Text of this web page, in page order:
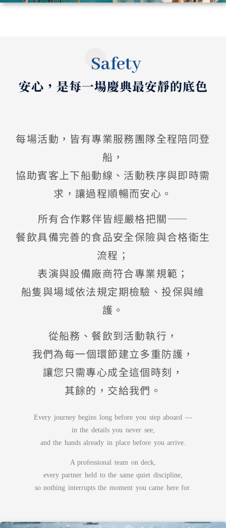
Safety
安心，是每一場慶典最安靜的底色
每場活動，皆有專業服務團隊全程陪同登
船，
協助賓客上下船動線、活動秩序與即時需
求，讓過程順暢而安心。
所有合作夥伴皆經嚴格把關——
餐飲具備完善的食品安全保險與合格衛生
流程；
表演與設備廠商符合專業規範；
船隻與場域依法規定期檢驗、投保與維
護。
從船務、餐飲到活動執行，
我們為每一個環節建立多重防護，
讓您只需專心成全這個時刻，
其餘的，交給我們。
Every journey begins long before you step aboard —
in the details you never see,
and the hands already in place before you arrive.
A professional team on deck,
every partner held to the same quiet discipline,
so nothing interrupts the moment you came here for.